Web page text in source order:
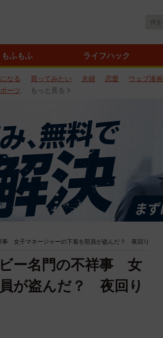
もふもふ ライフハック
なる 買ってみたい 夫婦 恋愛 ウェブ漫画
ーツ もっと見る
事 女子マネージャーの下着を部員が盗んだ？ 夜回り
ー名門の不祥事 女
が盗んだ？ 夜回り